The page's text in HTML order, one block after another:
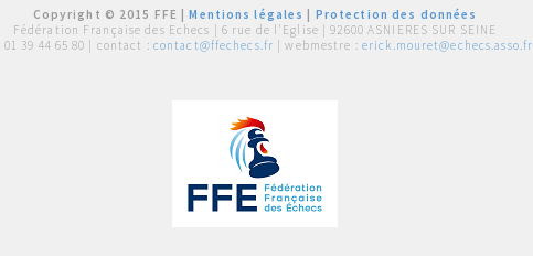
Copyright © 2015 FFE |Mentions légales
Protection des données
Fédération Française des Echecs | 6 rue de l'Eglise | 92600 ASNIERES SUR SEINE
01 39 44 65 80 | contact : contact@ffechecs.fr | webmestre : erick.mouret@echecs.asso.fr